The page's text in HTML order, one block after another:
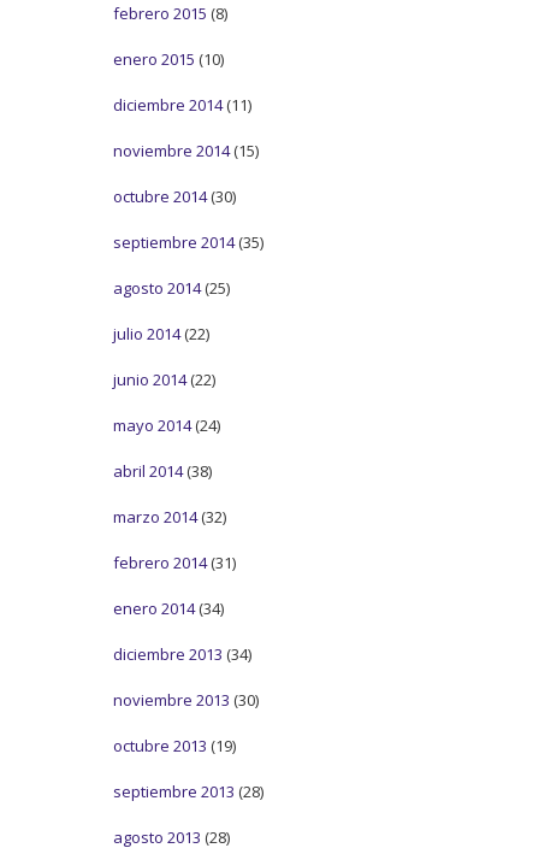
febrero 2015 (8)
enero 2015 (10)
diciembre 2014(11)
noviembre 2014(15)
octubre 2014(30)
septiembre 2014(35)
agosto 2014(25)
julio 2014(22)
junio 2014(22)
mayo 2014(24)
abril 2014(38)
marzo 2014(32)
febrero 2014(31)
enero 2014(34)
diciembre 2013 (34)
noviembre 2013 (30)
octubre 2013 (19)
septiembre 2013 (28)
agosto 2013 (28)